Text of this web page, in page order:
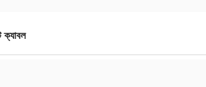
ক্যাবল